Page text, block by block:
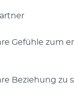
Gefühle zum
Beziehung zu